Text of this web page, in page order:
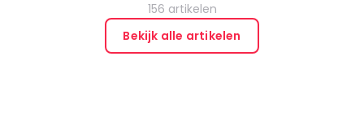
156 artikelen
Bekijk alle artikelen